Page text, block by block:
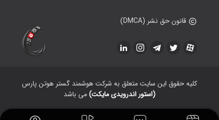
قانون حق نشر (DMCA)
کلیه حقوق این سایت متعلق به شرکت هوشمند گستر هوتن پارس
(استور اندرویدی مایکت)می باشد